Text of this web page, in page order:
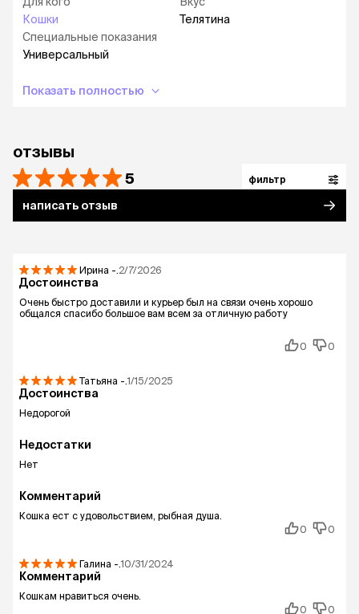
Кошки
Специальные показания
Универсальный
Телятина
Показать полностью
отзывы
5 фильтр
написать отзыв
Ирина -. 2/7/2026
Достоинства
Очень быстро доставили и курьер был на связи очень хорошо
общался спасибо большое вам всем за отличную работу
0 0
Татьяна -.1/15/2025
Достоинства
Недорогой
Недостатки
Нет
Комментарий
Кошка ест с удовольствием, рыбная душа.
0
0
Галина -.10/31/2024
Комментарий
Кошкам нравиться очень.
0
0